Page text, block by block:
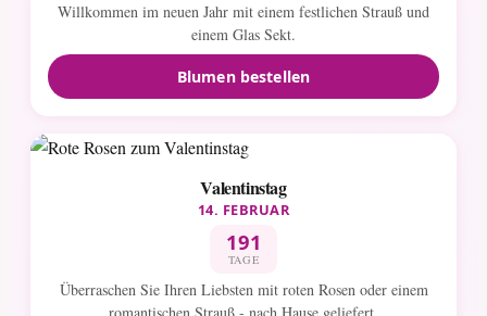
Willkommen im neuen Jahr mit einem festlichen Strauß und
einem Glas Sekt.
Blumen bestellen
Valentinstag
14. FEBRUAR
191
TAGE
Überraschen Sie Ihren Liebsten mit roten Rosen oder einem